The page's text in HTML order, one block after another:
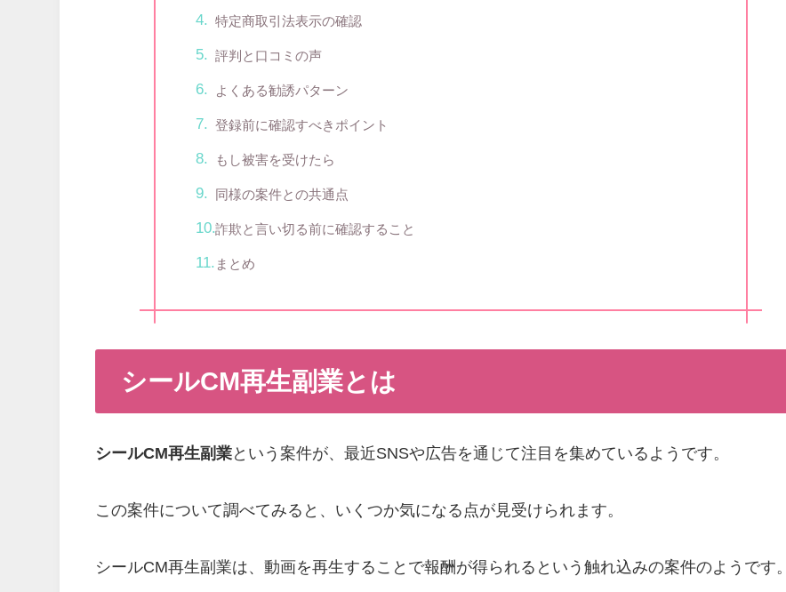
特定商取引法表示の確認
評判と口コミの声
よくある勧誘パターン
登録前に確認すべきポイント
もし被害を受けたら
同様の案件との共通点
詐欺と言い切る前に確認すること
まとめ
シールCM再生副業とは
シールCM再生副業という案件が、最近SNSや広告を通じて注目を集めているようです。
この案件について調べてみると、いくつか気になる点が見受けられます。
シールCM再生副業は、動画を再生することで報酬が得られるという触れ込みの案件のようです。